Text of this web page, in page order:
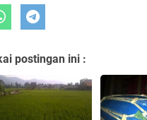
postingan ini :